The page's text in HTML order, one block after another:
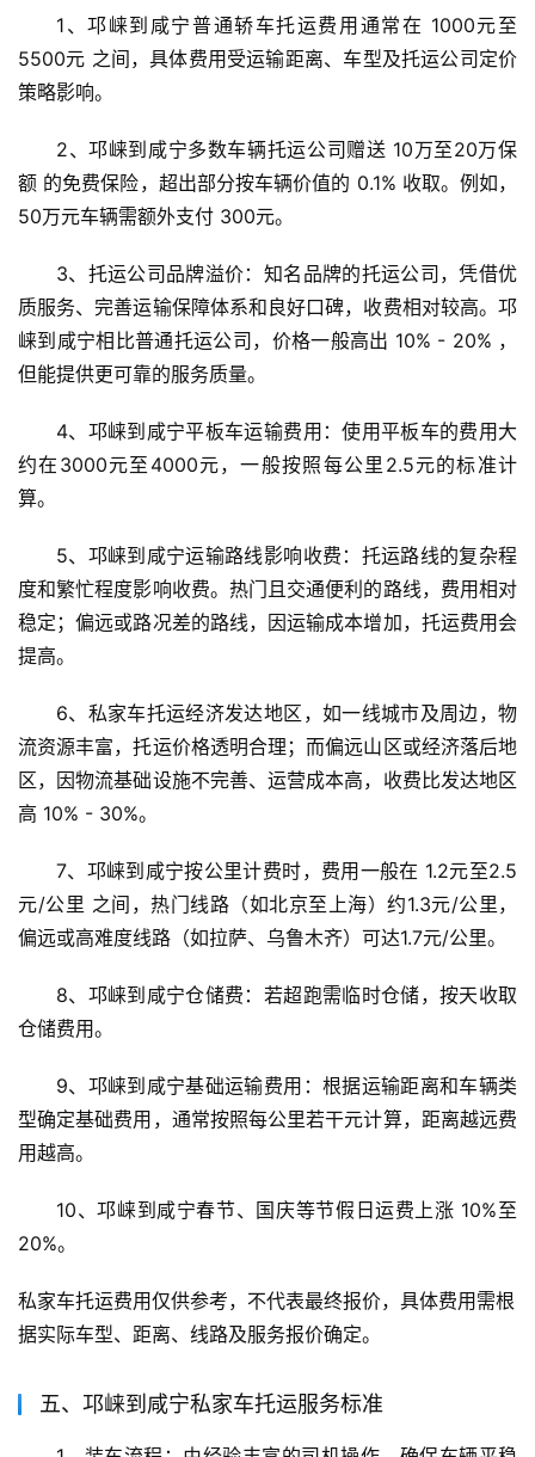
1、邛崃到咸宁普通轿车托运费用通常在 1000元至
5500元 之间，具体费用受运输距离、车型及托运公司定价
策略影响。
2、邛崃到咸宁多数车辆托运公司赠送 10万至20万保
额 的免费保险，超出部分按车辆价值的 0.1% 收取。例如，
50万元车辆需额外支付 300元。
3、托运公司品牌溢价：知名品牌的托运公司，凭借优
质服务、完善运输保障体系和良好口碑，收费相对较高。邛
崃到咸宁相比普通托运公司，价格一般高出 10% - 20% ，
但能提供更可靠的服务质量。
4、邛崃到咸宁平板车运输费用：使用平板车的费用大
约在3000元至4000元，一般按照每公里2.5元的标准计
算。
5、邛崃到咸宁运输路线影响收费：托运路线的复杂程
度和繁忙程度影响收费。热门且交通便利的路线，费用相对
稳定；偏远或路况差的路线，因运输成本增加，托运费用会
提高。
6、私家车托运经济发达地区，如一线城市及周边，物
流资源丰富，托运价格透明合理；而偏远山区或经济落后地
区，因物流基础设施不完善、运营成本高，收费比发达地区
高 10% - 30%。
7、邛崃到咸宁按公里计费时，费用一般在 1.2元至2.5
元/公里 之间，热门线路（如北京至上海）约1.3元/公里，
偏远或高难度线路（如拉萨、乌鲁木齐）可达1.7元/公里。
8、邛崃到咸宁仓储费：若超跑需临时仓储，按天收取
仓储费用。
9、邛崃到咸宁基础运输费用：根据运输距离和车辆类
型确定基础费用，通常按照每公里若干元计算，距离越远费
用越高。
10、邛崃到咸宁春节、国庆等节假日运费上涨 10%至
20%。
私家车托运费用仅供参考，不代表最终报价，具体费用需根
据实际车型、距离、线路及服务报价确定。
五、邛崃到咸宁私家车托运服务标准